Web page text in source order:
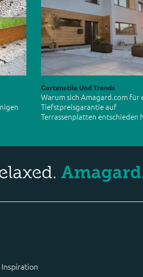
Gartenstile Und Trends
Warum sich Amagard.com für
Tiefstpreisgarantie auf
Terrassenplatten entschieden